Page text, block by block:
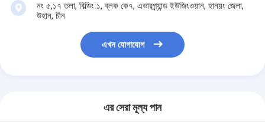
নং ৫,১৭ তলা, বিল্ডিং ১, ব্লক কে৭, এভারগ্র্যান্ড ইউজিংওয়ান, হানয়ং জেলা,
উহান, চীন
এখন যোগাযোগ
এর সেরা মূল্য পান